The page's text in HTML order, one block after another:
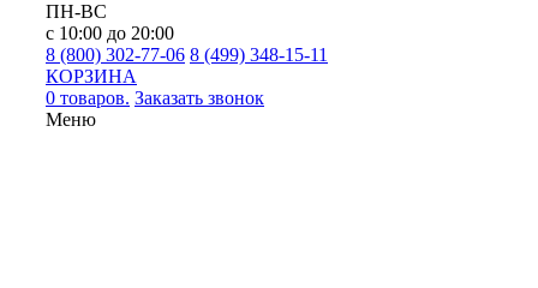
ПН-ВС
с 10:00 до 20:00
8 (800) 302-77-06 8 (499) 348-15-11
КОРЗИНА
0 товаров. Заказать звонок
Меню